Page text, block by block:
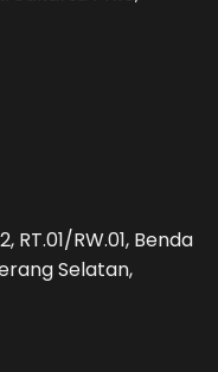
RT.01/RW.01, Benda
Selatan,